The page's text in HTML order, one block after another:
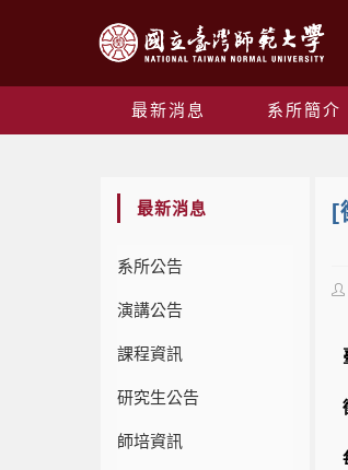
最新消息 系所簡介
最新消息
系所公告
演講公告
課程資訊
研究生公告
師培資訊
[